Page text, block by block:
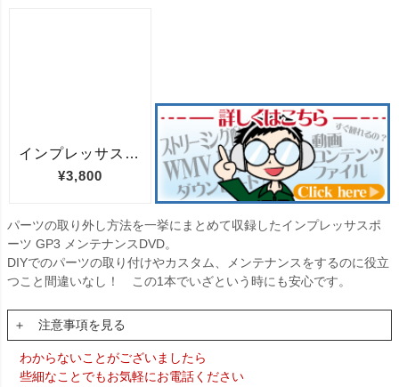
パーツの取り外し方法を一挙にまとめて収録したインプレッサスポ
ーツ GP3 メンテナンスDVD。
DIYでのパーツの取り付けやカスタム、メンテナンスをするのに役立
つこと間違いなし！ この1本でいざという時にも安心です。
＋ 注意事項を見る
わからないことがございましたら
些細なことでもお気軽にお電話ください